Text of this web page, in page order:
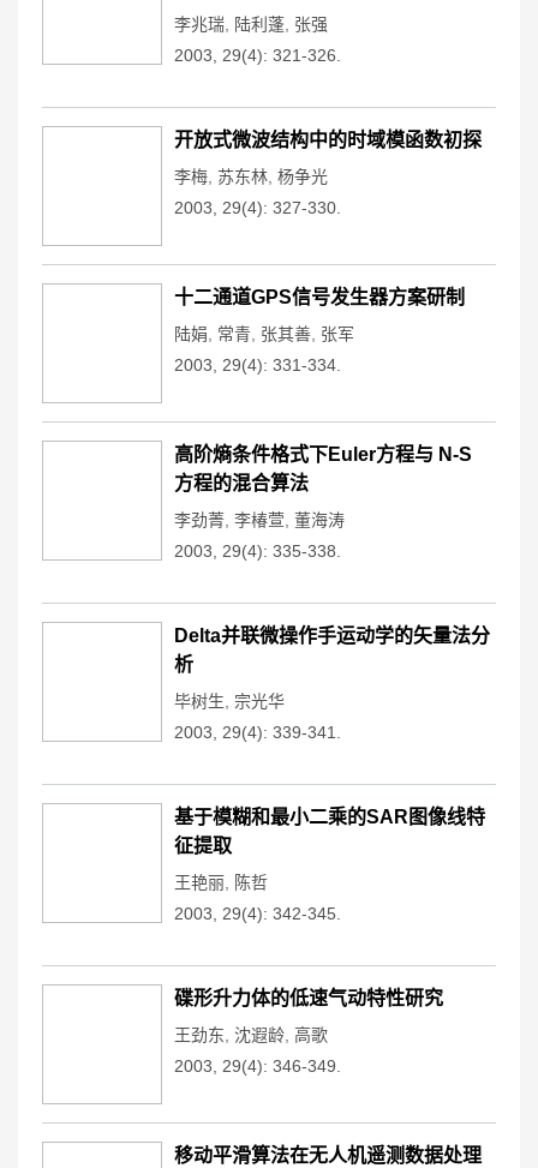
李兆瑞 陆利蓬 张强
2003, 29(4): 321-326.
开放式微波结构中的时域模函数初探
李梅 苏东林 杨争光
2003, 29(4): 327-330.
十二通道GPS信号发生器方案研制
陆娟 常青 张其善 张军
2003, 29(4): 331-334.
高阶熵条件格式下Euler方程与 N-S
方程的混合算法
李劲菁 李椿萱 董海涛
2003, 29(4): 335-338.
Delta并联微操作手运动学的矢量法分
析
毕树生
宗光华
2003, 29(4): 339-341.
基于模糊和最小二乘的SAR图像线特
征提取
王艳丽
陈哲
2003, 29(4): 342-345.
碟形升力体的低速气动特性研究
王劲东 沈遐龄 高歌
2003, 29(4): 346-349.
移动平滑算法在无人机遥测数据处理